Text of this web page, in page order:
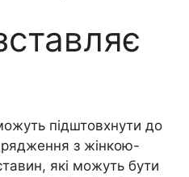
підштовхнути до
з жінкою-
які можуть бути